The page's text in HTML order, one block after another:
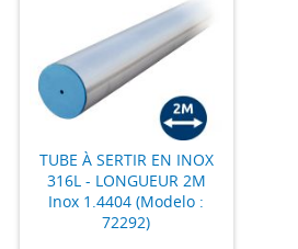
TUBE À SERTIR EN INOX
316L - LONGUEUR 2M
Inox 1.4404 (Modelo :
72292)